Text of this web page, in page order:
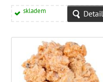
skladem Detail